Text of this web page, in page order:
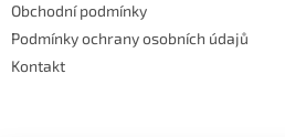
Obchodní podmínky
Podmínky ochrany osobních údajů
Kontakt